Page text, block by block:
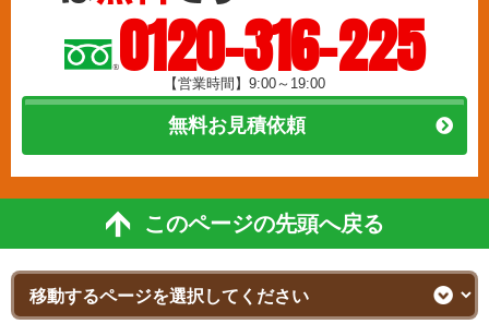
0120-316-225
【営業時間】9:00～19:00
無料お見積依頼
このページの先頭へ戻る